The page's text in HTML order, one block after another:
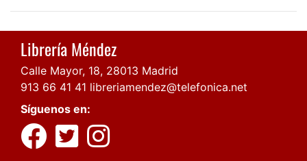
Librería Méndez
Calle Mayor, 18, 28013 Madrid
913 66 41 41 libreriamendez@telefonica.net
Síguenos en: